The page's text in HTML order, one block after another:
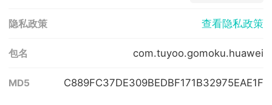
隐私政策 查看隐私政策
包名 com.tuyoo.gomoku.huawei
MD5 C889FC37DE309BEDBF171B32975EAE1F